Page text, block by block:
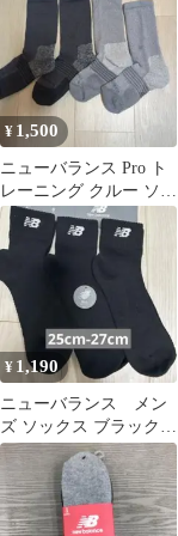
¥ 1,500
ニューバランス Pro ト
レーニング クルー ソッ
クス M(24～26.5)cm
¥ 1,190
ニューバランス メン
ズ ソックス ブラック
25-27cm 新品